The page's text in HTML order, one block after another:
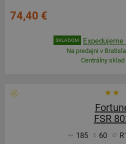
74,40 €
SKLADOM
Na predajni v
Centrálny sklad
FSR
185 60